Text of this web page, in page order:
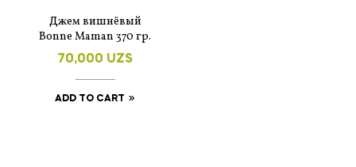
Джем вишнёвый
Bonne Maman 370 гр.
70,000 UZS
ADD TO CART